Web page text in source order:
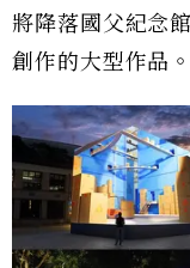
將降落國父紀念
創作的大型作品。